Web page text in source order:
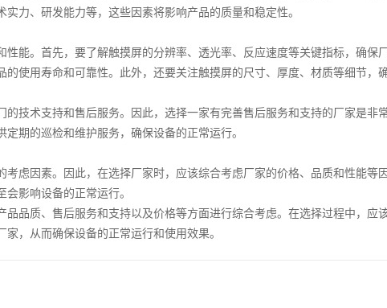
力、研发能力等，这些因素将影响产品的质量和稳定性。
能。首先，要了解触摸屏的分辨率、透光率、反应速度等关键指标，确
使用寿命和可靠性。此外，还要关注触摸屏的尺寸、厚度、材质等细节，
技术支持和售后服务。因此，选择一家有完善售后服务和支持的厂家是
期的巡检和维护服务，确保设备的正常运行。
虑因素。因此，在选择厂家时，应该综合考虑厂家的价格、品质和性能
影响设备的正常运行。
品质、售后服务和支持以及价格等方面进行综合考虑。在选择过程中，
，从而确保设备的正常运行和使用效果。